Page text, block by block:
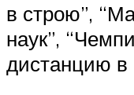
в строю”,
наук”,
дистанцию в